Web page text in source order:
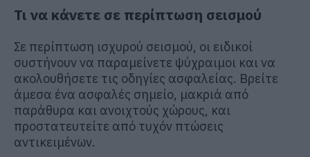
Τι να κάνετε σε περίπτωση σεισμού
Σε περίπτωση ισχυρού σεισμού, οι ειδικοί
συστήνουν να παραμείνετε ψύχραιμοι και να
ακολουθήσετε τις οδηγίες ασφαλείας. Βρείτε
άμεσα ένα ασφαλές σημείο, μακριά από
παράθυρα και ανοιχτούς χώρους, και
προστατευτείτε από τυχόν πτώσεις
αντικειμένων.